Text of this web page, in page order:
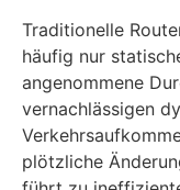
Traditionelle
häufig nur
angenommene
vernachlässigen
plötzliche